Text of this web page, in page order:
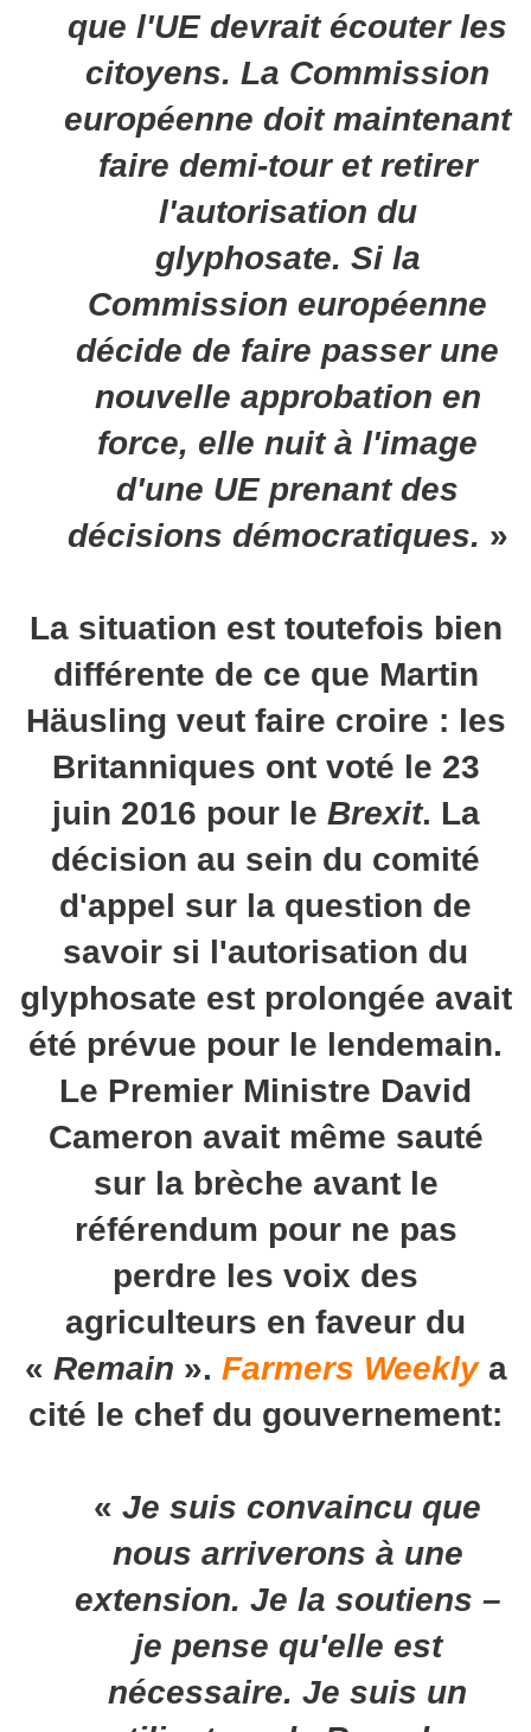
que l'UE devrait écouter les
citoyens. La Commission
européenne doit maintenant
faire demi-tour et retirer
l'autorisation du
glyphosate. Si la
Commission européenne
décide de faire passer une
nouvelle approbation en
force, elle nuit à l'image
d'une UE prenant des
décisions démocratiques. »
La situation est toutefois bien
différente de ce que Martin
Häusling veut faire croire : les
Britanniques ont voté le 23
juin 2016 pour le Brexit. La
décision au sein du comité
d'appel sur la question de
savoir si l'autorisation du
glyphosate est prolongée avait
été prévue pour le lendemain.
Le Premier Ministre David
Cameron avait même sauté
sur la brèche avant le
référendum pour ne pas
perdre les voix des
agriculteurs en faveur du
« Remain ». Farmers Weeklya
cité le chef du gouvernement:
«Je suis convaincu que
nous arriverons à une
extension. Je la soutiens –
je pense qu'elle est
nécessaire. Je suis un